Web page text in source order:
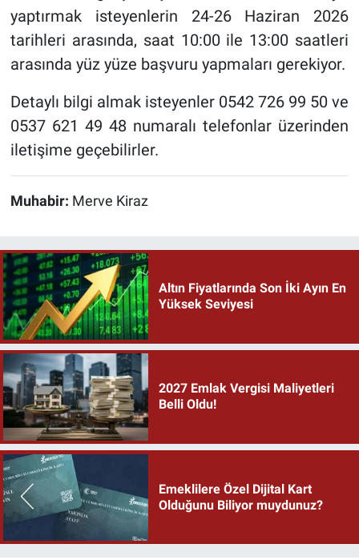
yaptırmak isteyenlerin 24-26 Haziran 2026
tarihleri arasında, saat 10:00 ile 13:00 saatleri
arasında yüz yüze başvuru yapmaları gerekiyor.
Detaylı bilgi almak isteyenler 0542 726 99 50 ve
0537 621 49 48 numaralı telefonlar üzerinden
iletişime geçebilirler.
Muhabir: Merve Kiraz
Altın Fiyatlarında Son İki Ayın En
Yüksek Seviyesi
2027 Emlak Vergisi Maliyetleri
Belli Oldu!
Emeklilere Özel Dijital Kart
Olduğunu Biliyor muydunuz?